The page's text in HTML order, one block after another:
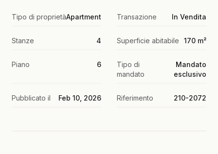
Tipo di proprietàApartment Transazione In Vendita
Stanze 4 Superficie abitabile 170 m²
Piano 6
Tipo di
mandato
Mandato
esclusivo
Pubblicato il Feb 10, 2026 Riferimento 210-2072